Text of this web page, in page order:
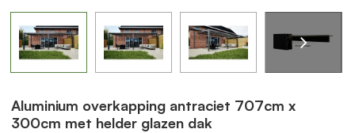
Aluminium overkapping antraciet 707cm x
300cm met helder glazen dak